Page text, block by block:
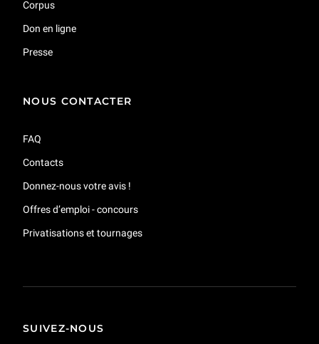
Corpus
Don en ligne
Presse
NOUS CONTACTER
FAQ
Contacts
Donnez-nous votre avis !
Offres d’emploi - concours
Privatisations et tournages
SUIVEZ-NOUS